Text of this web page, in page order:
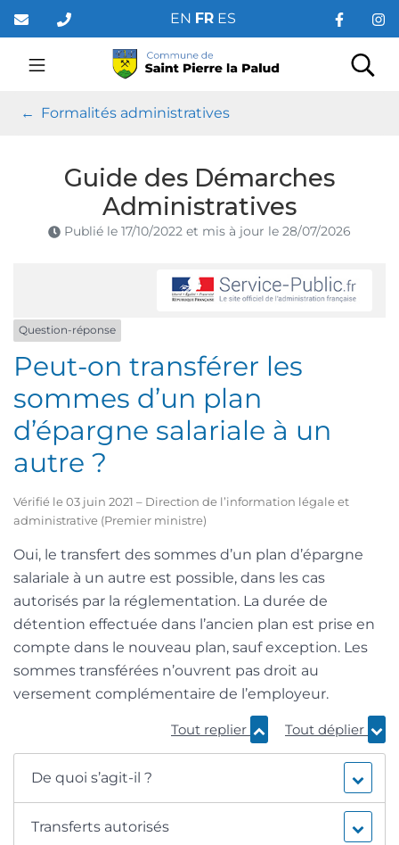
Aller
au
contenu
EN FR ES
Saint Pierre la Palud
Formalités administratives
Guide des Démarches
Administratives
Publié le 17/10/2022 et mis à jour le 28/07/2026
Question-réponse
Peut-on transférer les
sommes d’un plan
d’épargne salariale à un
autre ?
Vérifié le 03 juin 2021 – Direction de l’information légale et
administrative (Premier ministre)
Oui, le transfert des sommes d’un plan d’épargne
salariale à un autre est possible, dans les cas
autorisés par la réglementation. La durée de
détention effectuée dans l’ancien plan est prise en
compte dans le nouveau plan, sauf exception. Les
sommes transférées n’ouvrent pas droit au
versement complémentaire de l’employeur.
Tout replier Tout déplier
De quoi s’agit-il ?
Transferts autorisés